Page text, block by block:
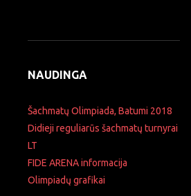
NAUDINGA
Šachmatų Olimpiada, Batumi 2018
Didieji reguliarūs šachmatų turnyrai
LT
FIDE ARENA informacija
Olimpiadų grafikai